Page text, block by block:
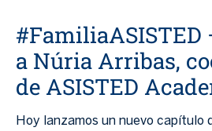
a Núria Arribas,
de ASISTED
Hoy lanzamos un nuevo capítulo